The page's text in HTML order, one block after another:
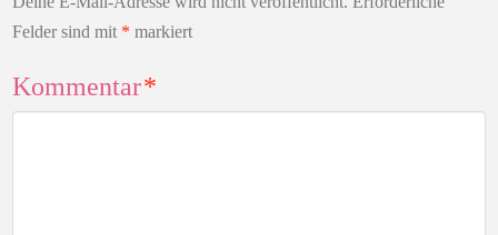
Felder sind mit * markiert
Kommentar*